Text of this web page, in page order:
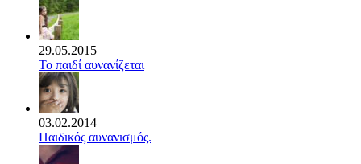
29.05.2015
Το παιδί αυνανίζεται
03.02.2014
Παιδικός αυνανισμός.